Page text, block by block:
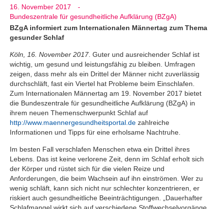
16. November 2017
-
Bundeszentrale für gesundheitliche Aufklärung (BZgA)
BZgA informiert zum Internationalen Männertag zum Thema
gesunder Schlaf
Köln, 16. November 2017. Guter und ausreichender Schlaf ist
wichtig, um gesund und leistungsfähig zu bleiben. Umfragen
zeigen, dass mehr als ein Drittel der Männer nicht zuverlässig
durchschläft, fast ein Viertel hat Probleme beim Einschlafen.
Zum Internationalen Männertag am 19. November 2017 bietet
die Bundeszentrale für gesundheitliche Aufklärung (BZgA) in
ihrem neuen Themenschwerpunkt Schlaf auf
http://www.maennergesundheitsportal.de zahlreiche
Informationen und Tipps für eine erholsame Nachtruhe.
Im besten Fall verschlafen Menschen etwa ein Drittel ihres
Lebens. Das ist keine verlorene Zeit, denn im Schlaf erholt sich
der Körper und rüstet sich für die vielen Reize und
Anforderungen, die beim Wachsein auf ihn einströmen. Wer zu
wenig schläft, kann sich nicht nur schlechter konzentrieren, er
riskiert auch gesundheitliche Beeinträchtigungen. „Dauerhafter
Schlafmangel wirkt sich auf verschiedene Stoffwechselvorgänge